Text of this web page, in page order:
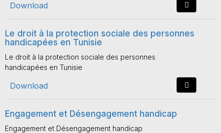
Download
Le droit à la protection sociale des personnes
handicapées en Tunisie
Le droit à la protection sociale des personnes
handicapées en Tunisie
Download
Engagement et Désengagement handicap
Engagement et Désengagement handicap